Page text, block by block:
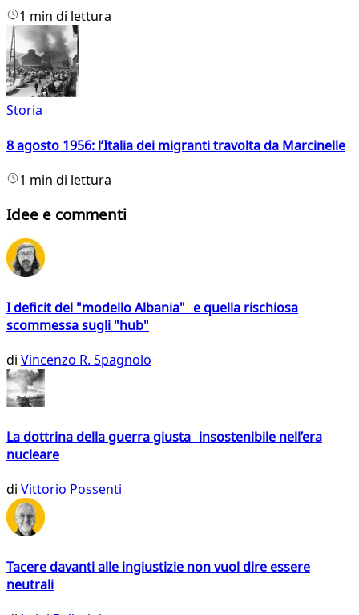
1 min di lettura
Storia
8 agosto 1956: l’Italia dei migranti travolta da Marcinelle
1 min di lettura
Idee e commenti
I deficit del "modello Albania" e quella rischiosa
scommessa sugli "hub"
di Vincenzo R. Spagnolo
La dottrina della guerra giusta insostenibile nell’era
nucleare
di Vittorio Possenti
Tacere davanti alle ingiustizie non vuol dire essere
neutrali